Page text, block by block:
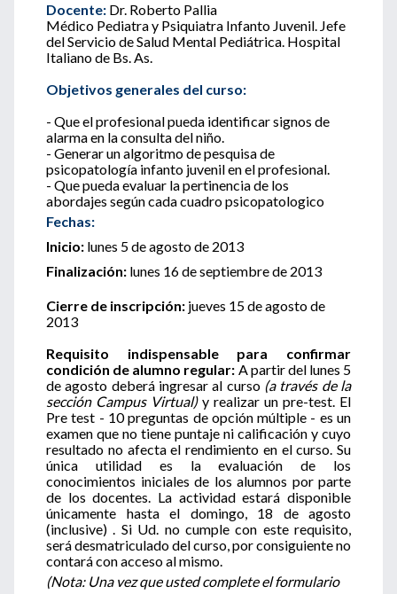
Docente: Dr. Roberto Pallia
Médico Pediatra y Psiquiatra Infanto Juvenil. Jefe
del Servicio de Salud Mental Pediátrica. Hospital
Italiano de Bs. As.
Objetivos generales del curso:
- Que el profesional pueda identificar signos de
alarma en la consulta del niño.
- Generar un algoritmo de pesquisa de
psicopatología infanto juvenil en el profesional.
- Que pueda evaluar la pertinencia de los
abordajes según cada cuadro psicopatologico
Fechas:
Inicio: lunes 5 de agosto de 2013
Finalización: lunes 16 de septiembre de 2013
Cierre de inscripción: jueves 15 de agosto de
2013
Requisito indispensable para confirmar
condición de alumno regular: A partir del lunes 5
de agosto deberá ingresar al curso (a través de la
sección Campus Virtual)y realizar un pre-test. El
Pre test - 10 preguntas de opción múltiple - es un
examen que no tiene puntaje ni calificación y cuyo
resultado no afecta el rendimiento en el curso. Su
única utilidad es la evaluación de los
conocimientos iniciales de los alumnos por parte
de los docentes. La actividad estará disponible
únicamente hasta el domingo, 18 de agosto
(inclusive) . Si Ud. no cumple con este requisito,
será desmatriculado del curso, por consiguiente no
contará con acceso al mismo.
(Nota: Una vez que usted complete el formulario